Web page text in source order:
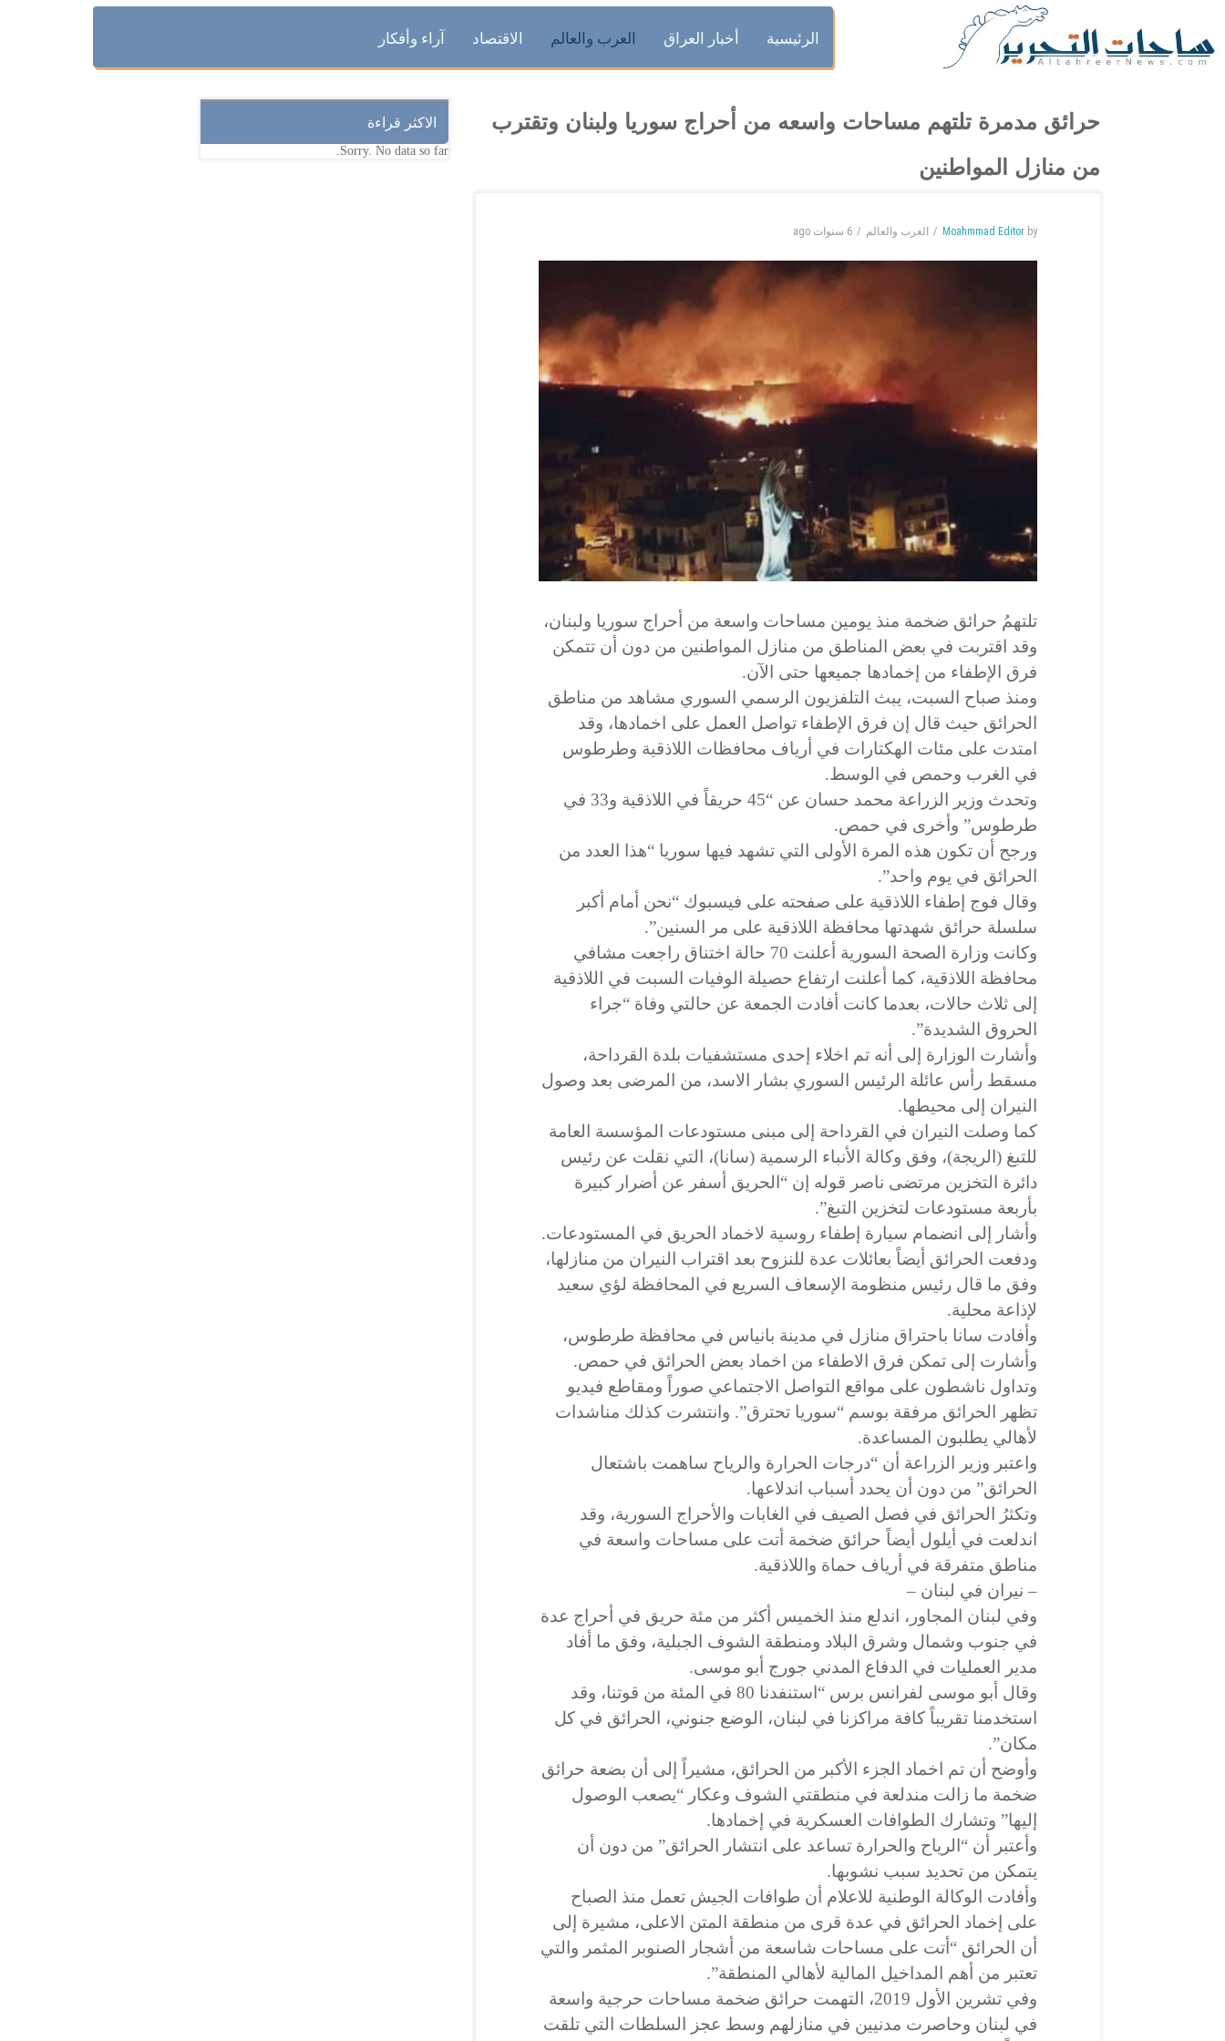
الرئيسية أخبار العراق العرب والعالم الاقتصاد آراء وأفكار
حرائق مدمرة تلتهم مساحات واسعه من أحراج سوريا ولبنان وتقترب
من منازل المواطنين
by
Moahmmad Editor العرب والعالم 6 سنوات ago
تلتهمُ حرائق ضخمة منذ يومين مساحات واسعة من أحراج سوريا ولبنان،
وقد اقتربت في بعض المناطق من منازل المواطنين من دون أن تتمكن
فرق الإطفاء من إخمادها جميعها حتى الآن.
ومنذ صباح السبت، يبث التلفزيون الرسمي السوري مشاهد من مناطق
الحرائق حيث قال إن فرق الإطفاء تواصل العمل على اخمادها، وقد
امتدت على مئات الهكتارات في أرياف محافظات اللاذقية وطرطوس
في الغرب وحمص في الوسط.
وتحدث وزير الزراعة محمد حسان عن “45 حريقاً في اللاذقية و33 في
طرطوس” وأخرى في حمص.
ورجح أن تكون هذه المرة الأولى التي تشهد فيها سوريا “هذا العدد من
الحرائق في يوم واحد”.
وقال فوج إطفاء اللاذقية على صفحته على فيسبوك “نحن أمام أكبر
سلسلة حرائق شهدتها محافظة اللاذقية على مر السنين”.
وكانت وزارة الصحة السورية أعلنت 70 حالة اختناق راجعت مشافي
محافظة اللاذقية، كما أعلنت ارتفاع حصيلة الوفيات السبت في اللاذقية
إلى ثلاث حالات، بعدما كانت أفادت الجمعة عن حالتي وفاة “جراء
الحروق الشديدة”.
وأشارت الوزارة إلى أنه تم اخلاء إحدى مستشفيات بلدة القرداحة،
مسقط رأس عائلة الرئيس السوري بشار الاسد، من المرضى بعد وصول
النيران إلى محيطها.
كما وصلت النيران في القرداحة إلى مبنى مستودعات المؤسسة العامة
للتبغ (الريجة)، وفق وكالة الأنباء الرسمية (سانا)، التي نقلت عن رئيس
دائرة التخزين مرتضى ناصر قوله إن “الحريق أسفر عن أضرار كبيرة
بأربعة مستودعات لتخزين التبغ”.
وأشار إلى انضمام سيارة إطفاء روسية لاخماد الحريق في المستودعات.
ودفعت الحرائق أيضاً بعائلات عدة للنزوح بعد اقتراب النيران من منازلها،
وفق ما قال رئيس منظومة الإسعاف السريع في المحافظة لؤي سعيد
لإذاعة محلية.
وأفادت سانا باحتراق منازل في مدينة بانياس في محافظة طرطوس،
وأشارت إلى تمكن فرق الاطفاء من اخماد بعض الحرائق في حمص.
وتداول ناشطون على مواقع التواصل الاجتماعي صوراً ومقاطع فيديو
تظهر الحرائق مرفقة بوسم “سوريا تحترق”. وانتشرت كذلك مناشدات
لأهالي يطلبون المساعدة.
واعتبر وزير الزراعة أن “درجات الحرارة والرياح ساهمت باشتعال
الحرائق” من دون أن يحدد أسباب اندلاعها.
وتكثرُ الحرائق في فصل الصيف في الغابات والأحراج السورية، وقد
اندلعت في أيلول أيضاً حرائق ضخمة أتت على مساحات واسعة في
مناطق متفرقة في أرياف حماة واللاذقية.
– نيران في لبنان –
وفي لبنان المجاور، اندلع منذ الخميس أكثر من مئة حريق في أحراج عدة
في جنوب وشمال وشرق البلاد ومنطقة الشوف الجبلية، وفق ما أفاد
مدير العمليات في الدفاع المدني جورج أبو موسى.
وقال أبو موسى لفرانس برس “استنفدنا 80 في المئة من قوتنا، وقد
استخدمنا تقريباً كافة مراكزنا في لبنان، الوضع جنوني، الحرائق في كل
مكان”.
وأوضح أن تم اخماد الجزء الأكبر من الحرائق، مشيراً إلى أن بضعة حرائق
ضخمة ما زالت مندلعة في منطقتي الشوف وعكار “يصعب الوصول
إليها” وتشارك الطوافات العسكرية في إخمادها.
وأعتبر أن “الرياح والحرارة تساعد على انتشار الحرائق” من دون أن
يتمكن من تحديد سبب نشوبها.
وأفادت الوكالة الوطنية للاعلام أن طوافات الجيش تعمل منذ الصباح
على إخماد الحرائق في عدة قرى من منطقة المتن الاعلى، مشيرة إلى
أن الحرائق “أتت على مساحات شاسعة من أشجار الصنوبر المثمر والتي
تعتبر من أهم المداخيل المالية لأهالي المنطقة”.
وفي تشرين الأول 2019، التهمت حرائق ضخمة مساحات حرجية واسعة
في لبنان وحاصرت مدنيين في منازلهم وسط عجز السلطات التي تلقت
الاكثر قراءة
Sorry. No data so far.